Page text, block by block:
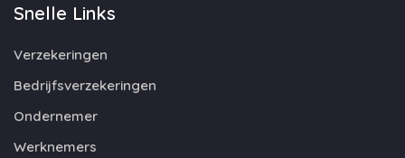
Snelle Links
Verzekeringen
Bedrijfsverzekeringen
Ondernemer
Werknemers